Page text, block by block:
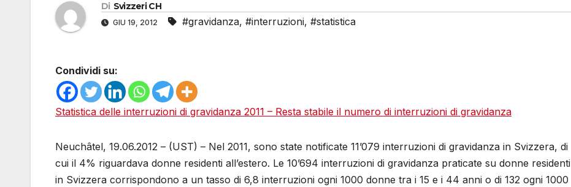
Di Svizzeri CH
GIU 19, 2012 #gravidanza, #interruzioni, #statistica
Condividi su:
Statistica delle interruzioni di gravidanza 2011 – Resta stabile il numero di interruzioni di gravidanza
Neuchâtel, 19.06.2012 – (UST) – Nel 2011, sono state notificate 11’079 interruzioni di gravidanza in Svizzera, di
cui il 4% riguardava donne residenti all’estero. Le 10’694 interruzioni di gravidanza praticate su donne residenti
in Svizzera corrispondono a un tasso di 6,8 interruzioni ogni 1000 donne tra i 15 e i 44 anni o di 132 ogni 1000